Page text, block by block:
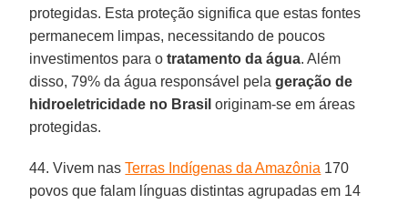
protegidas. Esta proteção significa que estas fontes
permanecem limpas, necessitando de poucos
investimentos para otratamento da água. Além
disso, 79% da água responsável pelageração de
hidroeletricidade no Brasil originam-se em áreas
protegidas.
44. Vivem nasTerras Indígenas da Amazônia 170
povos que falam línguas distintas agrupadas em 14